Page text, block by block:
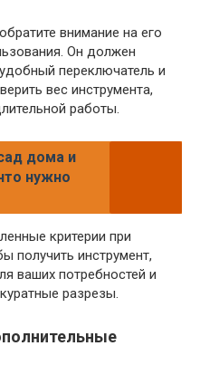
внимание на его
Он должен
переключатель и
вес инструмента,
работы.
дома и
нужно
критерии при
получить инструмент,
ваших потребностей и
разрезы.